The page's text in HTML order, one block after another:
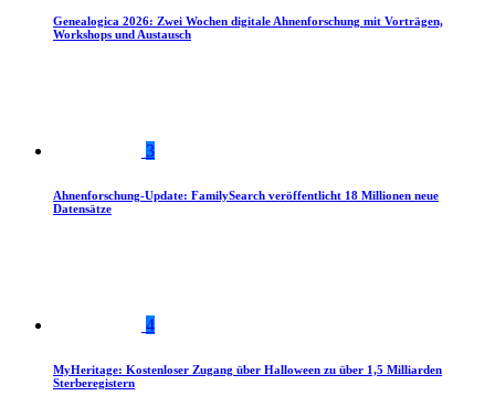
Genealogica 2026: Zwei Wochen digitale Ahnenforschung mit Vorträgen,
Workshops und Austausch
3
Ahnenforschung-Update: FamilySearch veröffentlicht 18 Millionen neue
Datensätze
4
MyHeritage: Kostenloser Zugang über Halloween zu über 1,5 Milliarden
Sterberegistern